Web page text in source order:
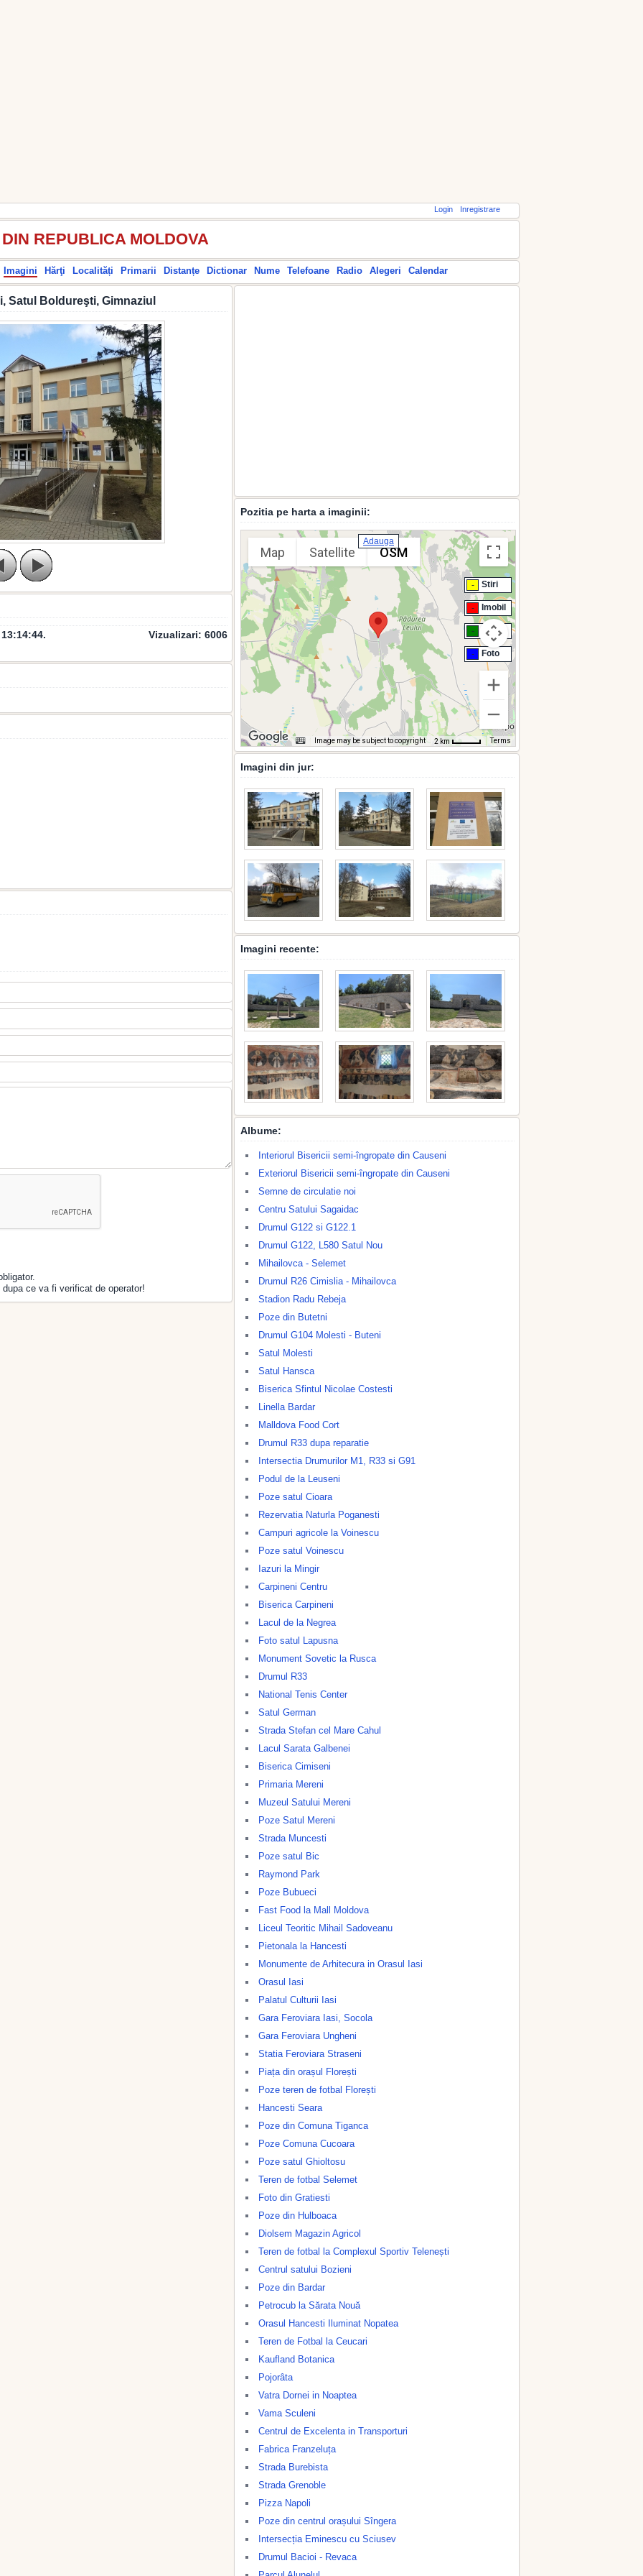
Login Inregistrare
REPUBLICA MOLDOVA
Imagini Hărţi Localități Primarii Distanțe Dictionar Nume Telefoane Radio Alegeri Calendar
Satul Boldureşti, Gimnaziul
.
Vizualizari: 6006
ce va fi verificat de operator!
Pozitia pe harta a imaginii:
Map Satellite OSM
Adauga
- Stiri
- Imobil
- Chirie
- Foto
Image may be subject to copyright 2 km Terms
Imagini din jur:
Imagini recente:
Albume:
Interiorul Bisericii semi-îngropate din Causeni
Exteriorul Bisericii semi-îngropate din Causeni
Semne de circulatie noi
Centru Satului Sagaidac
Drumul G122 si G122.1
Drumul G122, L580 Satul Nou
Mihailovca - Selemet
Drumul R26 Cimislia - Mihailovca
Stadion Radu Rebeja
Poze din Butetni
Drumul G104 Molesti - Buteni
Satul Molesti
Satul Hansca
Biserica Sfintul Nicolae Costesti
Linella Bardar
Malldova Food Cort
Drumul R33 dupa reparatie
Intersectia Drumurilor M1, R33 si G91
Podul de la Leuseni
Poze satul Cioara
Rezervatia Naturla Poganesti
Campuri agricole la Voinescu
Poze satul Voinescu
Iazuri la Mingir
Carpineni Centru
Biserica Carpineni
Lacul de la Negrea
Foto satul Lapusna
Monument Sovetic la Rusca
Drumul R33
National Tenis Center
Satul German
Strada Stefan cel Mare Cahul
Lacul Sarata Galbenei
Biserica Cimiseni
Primaria Mereni
Muzeul Satului Mereni
Poze Satul Mereni
Strada Muncesti
Poze satul Bic
Raymond Park
Poze Bubueci
Fast Food la Mall Moldova
Liceul Teoritic Mihail Sadoveanu
Pietonala la Hancesti
Monumente de Arhitecura in Orasul Iasi
Orasul Iasi
Palatul Culturii Iasi
Gara Feroviara Iasi, Socola
Gara Feroviara Ungheni
Statia Feroviara Straseni
Piața din orașul Florești
Poze teren de fotbal Florești
Hancesti Seara
Poze din Comuna Tiganca
Poze Comuna Cucoara
Poze satul Ghioltosu
Teren de fotbal Selemet
Foto din Gratiesti
Poze din Hulboaca
Diolsem Magazin Agricol
Teren de fotbal la Complexul Sportiv Telenești
Centrul satului Bozieni
Poze din Bardar
Petrocub la Sărata Nouă
Orasul Hancesti Iluminat Nopatea
Teren de Fotbal la Ceucari
Kaufland Botanica
Pojorâta
Vatra Dornei in Noaptea
Vama Sculeni
Centrul de Excelenta in Transporturi
Fabrica Franzeluța
Strada Burebista
Strada Grenoble
Pizza Napoli
Poze din centrul orașului Sîngera
Intersecția Eminescu cu Sciusev
Drumul Bacioi - Revaca